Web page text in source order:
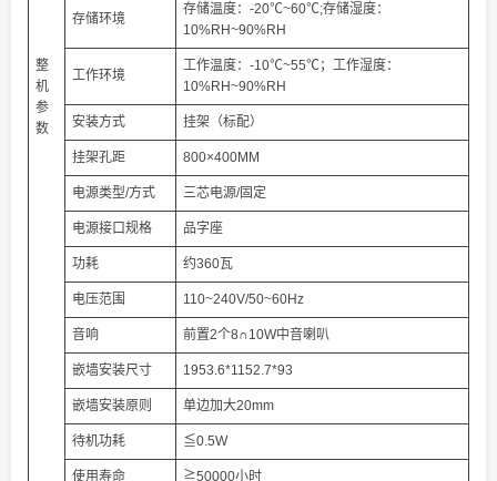
整
机
参
数
存储环境
存储温度：-20℃~60℃;存储湿度：
10%RH~90%RH
工作环境
工作温度：-10℃~55℃；工作湿度：
10%RH~90%RH
安装方式 挂架（标配）
挂架孔距 800×400MM
电源类型/方式 三芯电源/固定
电源接口规格 品字座
功耗 约360瓦
电压范围 110~240V/50~60Hz
音响 前置2个8∩10W中音喇叭
嵌墙安装尺寸 1953.6*1152.7*93
嵌墙安装原则 单边加大20mm
待机功耗 ≦0.5W
使用寿命 ≧50000小时